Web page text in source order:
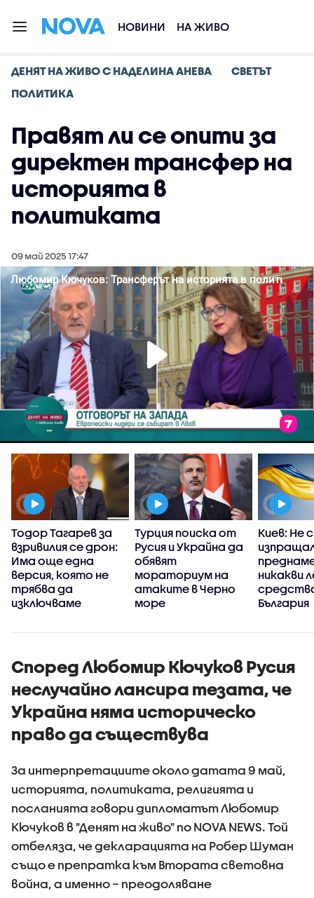
НОВИНИ НА ЖИВО
ДЕНЯТ НА ЖИВО С НАДЕЛИНА АНЕВА
СВЕТЪТ
ПОЛИТИКА
Правят ли се опити за
директен трансфер на
историята в
политиката
09 май 2025 17:47
Тодор Тагарев за
взривилия се дрон:
Има още една
версия, която не
трябва да
изключваме
Турция поиска от
Русия и Украйна да
обявят
мораториум на
атаките в Черно
море
Киев: Не
никакви
България
Според Любомир Кючуков Русия
неслучайно лансира тезата, че
Украйна няма историческо
право да съществува
За интерпретациите около датата 9 май,
историята, политиката, религията и
посланията говори дипломатът Любомир
Кючуков в "Денят на живо" по NOVA NEWS. Той
отбеляза, че декларацията на Робер Шуман
също е препратка към Втората световна
война, а именно – преодоляване